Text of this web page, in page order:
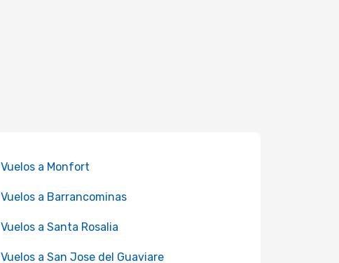
Vuelos a Monfort
Vuelos a Barrancominas
Vuelos a Santa Rosalia
Vuelos a San Jose del Guaviare